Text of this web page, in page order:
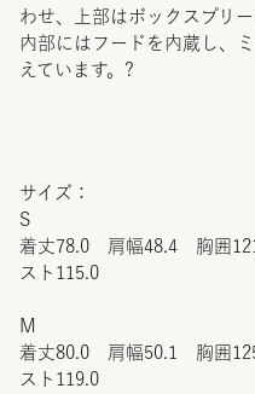
わせ、上部はボックスプリ
内部にはフードを内蔵し、
えています。?
サイズ：
S
着丈78.0 肩幅48.4 胸囲
スト115.0
M
着丈80.0 肩幅50.1 胸囲
スト119.0